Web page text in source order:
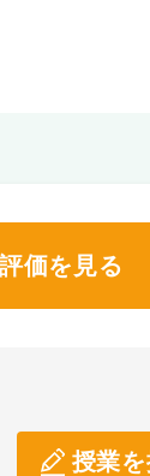
価を見る
授業